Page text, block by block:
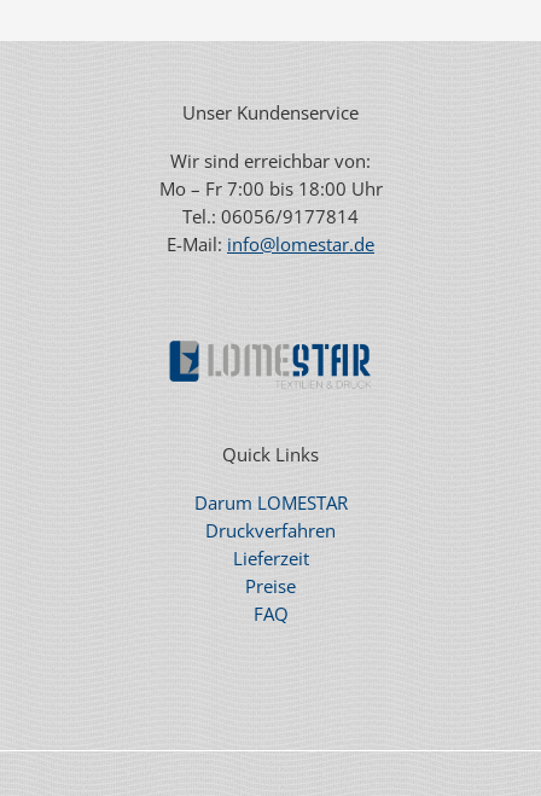
Unser Kundenservice
Wir sind erreichbar von:
Mo – Fr 7:00 bis 18:00 Uhr
Tel.: 06056/9177814
E-Mail: info@lomestar.de
Quick Links
Darum LOMESTAR
Druckverfahren
Lieferzeit
Preise
FAQ